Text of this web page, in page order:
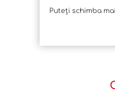
Puteți schimba